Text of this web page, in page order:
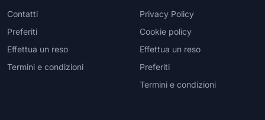
Contatti
Preferiti
Effettua un reso
Termini e condizioni
Privacy Policy
Cookie policy
Effettua un reso
Preferiti
Termini e condizioni